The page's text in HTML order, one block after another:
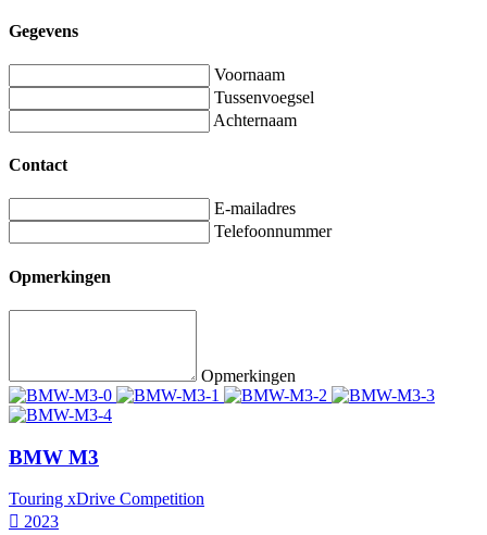
Gegevens
Voornaam
Tussenvoegsel
Achternaam
Contact
E-mailadres
Telefoonnummer
Opmerkingen
Opmerkingen
BMW M3
Touring xDrive Competition
2023